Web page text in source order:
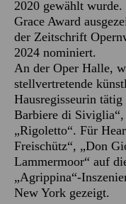
2020 gewählt
Grace Award
der Zeitschrift
2024 nominiert.
An der Oper Halle,
stellvertretende
Hausregisseurin
Barbiere di Siviglia“,
„Rigoletto“. Für
Freischütz“, „Don
Lammermoor“ auf
„Agrippina“-
New York gezeigt.